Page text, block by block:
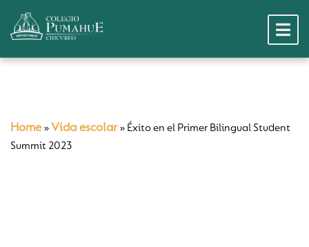
Home » Vida escolar» Éxito en el Primer Bilingual Student
Summit 2023